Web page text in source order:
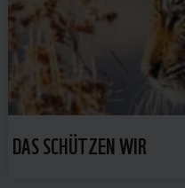
DAS SCHÜTZEN WIR